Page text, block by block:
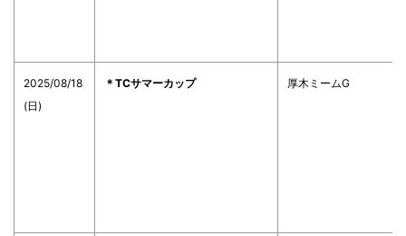
2025/08/18
(日)
＊TCサマーカップ 厚木ミームG